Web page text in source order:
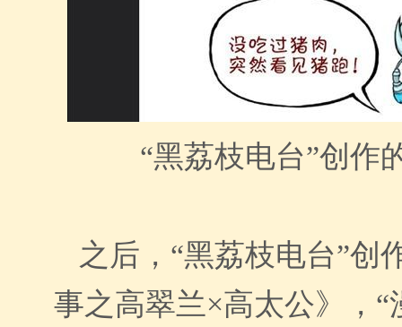
“黑荔枝电台”创作
之后，“黑荔枝电台”创
事之高翠兰×高太公》，“